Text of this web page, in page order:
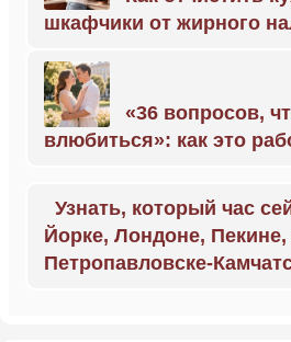
шкафчики от жирного
«36 вопросов,
влюбиться»: как это
Узнать, который час
Йорке, Лондоне, Пекине,
Петропавловске-